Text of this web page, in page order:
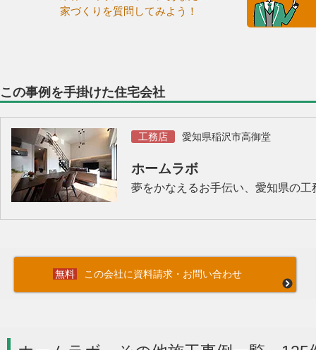
家づくりを質問してみよう！
この事例を手掛けた住宅会社
工務店 愛知県稲沢市高御堂
ホームラボ
夢をかなえるお手伝い、愛知県の工
この会社に資料請求・お問い合わせ